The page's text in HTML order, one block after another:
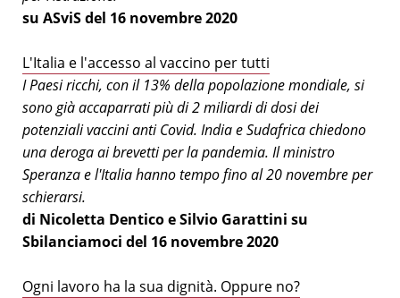
su ASviS del 16 novembre 2020
L'Italia e l'accesso al vaccino per tutti
I Paesi ricchi, con il 13% della popolazione mondiale, si
sono già accaparrati più di 2 miliardi di dosi dei
potenziali vaccini anti Covid. India e Sudafrica chiedono
una deroga ai brevetti per la pandemia. Il ministro
Speranza e l'Italia hanno tempo fino al 20 novembre per
schierarsi.
di Nicoletta Dentico e Silvio Garattini su
Sbilanciamoci del 16 novembre 2020
Ogni lavoro ha la sua dignità. Oppure no?